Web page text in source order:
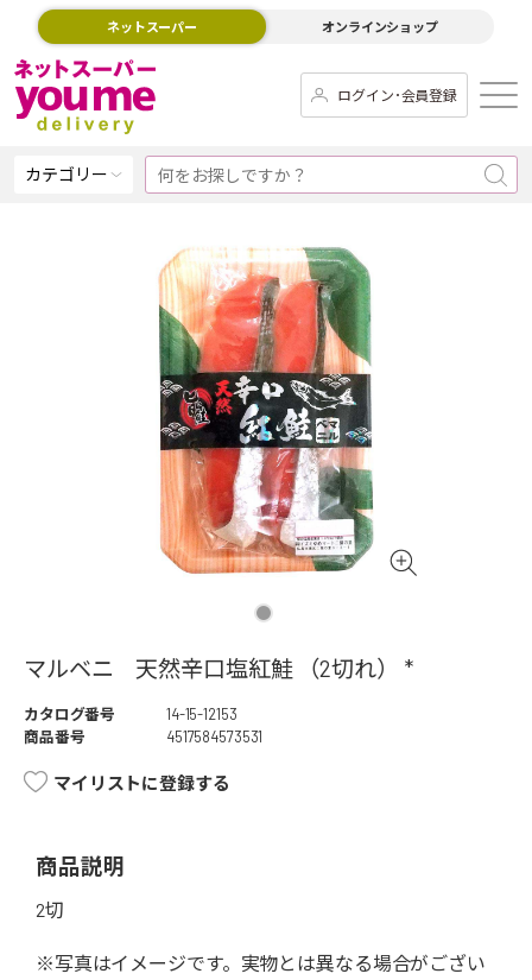
ネットスーパー オンラインショップ
ログイン･会員登録
カテゴリー
マルベニ 天然辛口塩紅鮭 （2切れ） *
カタログ番号
14-15-12153
商品番号
4517584573531
マイリストに登録する
商品説明
2切
※写真はイメージです。実物とは異なる場合がござい